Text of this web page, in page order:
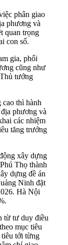
phân giao
phương và
quan trọng
con số.
gia, phối
cũng như
tướng
cao thì hành
phương và
các nhiệm
tăng trưởng
xây dựng
Thọ thành
dựng đề án
Ninh đặt
Hà Nội
từ tư duy điều
mục tiêu
tiêu tới từng